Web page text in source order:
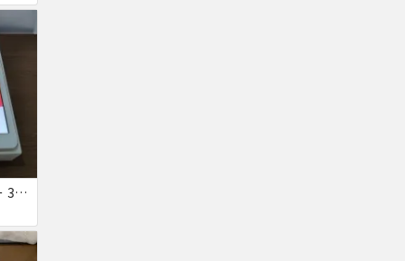
iPad 第6世代 シルバー 32GB